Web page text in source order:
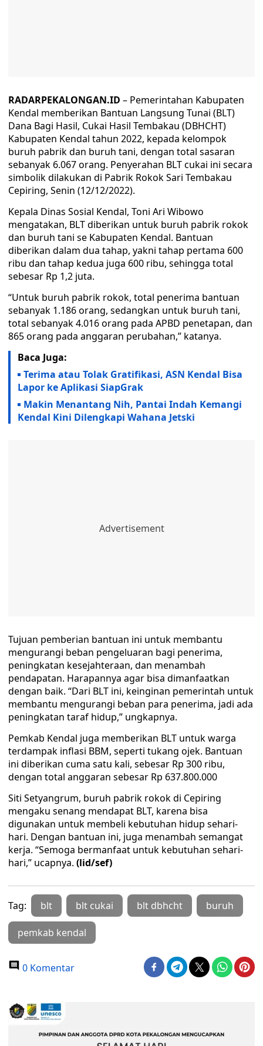
RADARPEKALONGAN.ID – Pemerintahan Kabupaten
Kendal memberikan Bantuan Langsung Tunai (BLT)
Dana Bagi Hasil, Cukai Hasil Tembakau (DBHCHT)
Kabupaten Kendal tahun 2022, kepada kelompok
buruh pabrik dan buruh tani, dengan total sasaran
sebanyak 6.067 orang. Penyerahan BLT cukai ini secara
simbolik dilakukan di Pabrik Rokok Sari Tembakau
Cepiring, Senin (12/12/2022).
Kepala Dinas Sosial Kendal, Toni Ari Wibowo
mengatakan, BLT diberikan untuk buruh pabrik rokok
dan buruh tani se Kabupaten Kendal. Bantuan
diberikan dalam dua tahap, yakni tahap pertama 600
ribu dan tahap kedua juga 600 ribu, sehingga total
sebesar Rp 1,2 juta.
“Untuk buruh pabrik rokok, total penerima bantuan
sebanyak 1.186 orang, sedangkan untuk buruh tani,
total sebanyak 4.016 orang pada APBD penetapan, dan
865 orang pada anggaran perubahan,” katanya.
Baca Juga:
Terima atau Tolak Gratifikasi, ASN Kendal Bisa
Lapor ke Aplikasi SiapGrak
Makin Menantang Nih, Pantai Indah Kemangi
Kendal Kini Dilengkapi Wahana Jetski
Tujuan pemberian bantuan ini untuk membantu
mengurangi beban pengeluaran bagi penerima,
peningkatan kesejahteraan, dan menambah
pendapatan. Harapannya agar bisa dimanfaatkan
dengan baik. “Dari BLT ini, keinginan pemerintah untuk
membantu mengurangi beban para penerima, jadi ada
peningkatan taraf hidup,” ungkapnya.
Pemkab Kendal juga memberikan BLT untuk warga
terdampak inflasi BBM, seperti tukang ojek. Bantuan
ini diberikan cuma satu kali, sebesar Rp 300 ribu,
dengan total anggaran sebesar Rp 637.800.000
Siti Setyangrum, buruh pabrik rokok di Cepiring
mengaku senang mendapat BLT, karena bisa
digunakan untuk membeli kebutuhan hidup sehari-
hari. Dengan bantuan ini, juga menambah semangat
kerja. “Semoga bermanfaat untuk kebutuhan sehari-
hari,” ucapnya. (lid/sef)
Tag: blt blt cukai blt dbhcht buruh
pemkab kendal
0 Komentar